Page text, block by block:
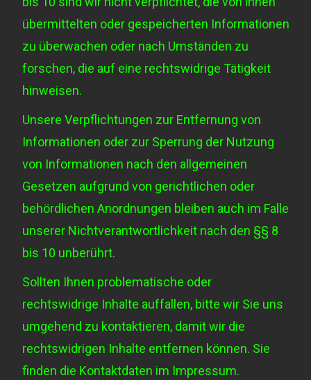
übermittelten oder gespeicherten Informationen
zu überwachen oder nach Umständen zu
forschen, die auf eine rechtswidrige Tätigkeit
hinweisen.
Unsere Verpflichtungen zur Entfernung von
Informationen oder zur Sperrung der Nutzung
von Informationen nach den allgemeinen
Gesetzen aufgrund von gerichtlichen oder
behördlichen Anordnungen bleiben auch im Falle
unserer Nichtverantwortlichkeit nach den §§ 8
bis 10 unberührt.
Sollten Ihnen problematische oder
rechtswidrige Inhalte auffallen, bitte wir Sie uns
umgehend zu kontaktieren, damit wir die
rechtswidrigen Inhalte entfernen können. Sie
finden die Kontaktdaten im Impressum.